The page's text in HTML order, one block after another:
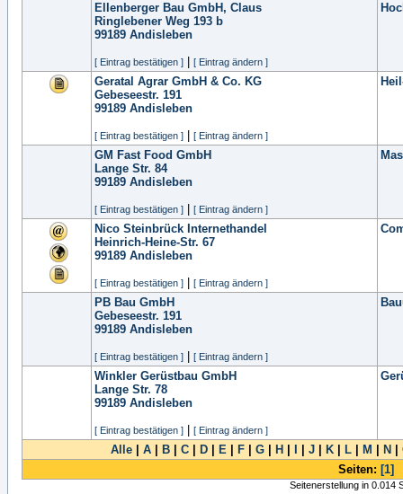
Ellenberger Bau GmbH, Claus
Ringlebener Weg 193 b
99189 Andisleben
[ Eintrag bestätigen ] [ Eintrag ändern ]
Geratal Agrar GmbH & Co. KG
Gebeseestr. 191
99189 Andisleben
[ Eintrag bestätigen ] [ Eintrag ändern ]
GM Fast Food GmbH
Lange Str. 84
99189 Andisleben
[ Eintrag bestätigen ] [ Eintrag ändern ]
Nico Steinbrück Internethandel
Heinrich-Heine-Str. 67
99189 Andisleben
[ Eintrag bestätigen ] [ Eintrag ändern ]
PB Bau GmbH
Gebeseestr. 191
99189 Andisleben
[ Eintrag bestätigen ] [ Eintrag ändern ]
Winkler Gerüstbau GmbH
Lange Str. 78
99189 Andisleben
[ Eintrag bestätigen ] [ Eintrag ändern ]
Alle A B C D E F G H J K L M N
Seiten: [1]
Seitenerstellung in 0.014